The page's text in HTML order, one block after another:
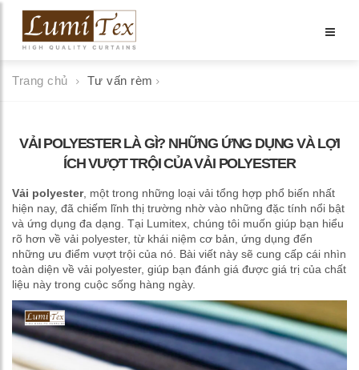
Trang chủ Tư vấn rèm
VẢI POLYESTER LÀ GÌ? NHỮNG ỨNG DỤNG VÀ LỢI
ÍCH VƯỢT TRỘI CỦA VẢI POLYESTER
Vải polyester, một trong những loại vải tổng hợp phổ biến nhất
hiện nay, đã chiếm lĩnh thị trường nhờ vào những đặc tính nổi bật
và ứng dụng đa dạng. Tại Lumitex, chúng tôi muốn giúp bạn hiểu
rõ hơn về vải polyester, từ khái niệm cơ bản, ứng dụng đến
những ưu điểm vượt trội của nó. Bài viết này sẽ cung cấp cái nhìn
toàn diện về vải polyester, giúp bạn đánh giá được giá trị của chất
liệu này trong cuộc sống hàng ngày.